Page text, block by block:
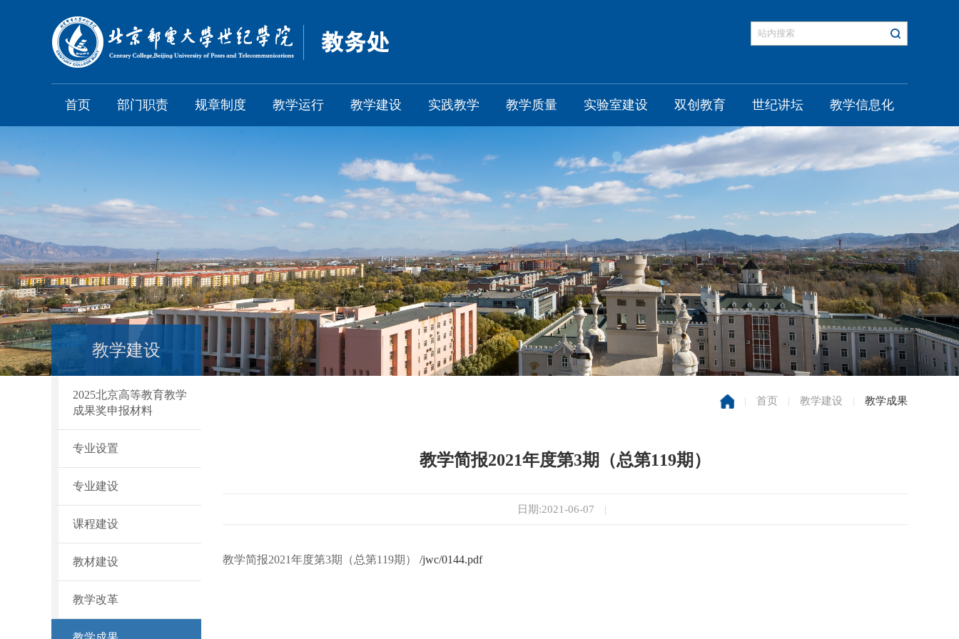
首页 部门职责 规章制度 教学运行 教学建设 实践教学 教学质量 实验室建设 双创教育 世纪讲坛 教学信息化
教学建设
2025北京高等教育教学
成果奖申报材料
专业设置
专业建设
课程建设
教材建设
教学改革
| 首页 | 教学建设 | 教学成果
教学简报2021年度第3期（总第119期）
日期:2021-06-07 |
教学简报2021年度第3期（总第119期） /jwc/0144.pdf